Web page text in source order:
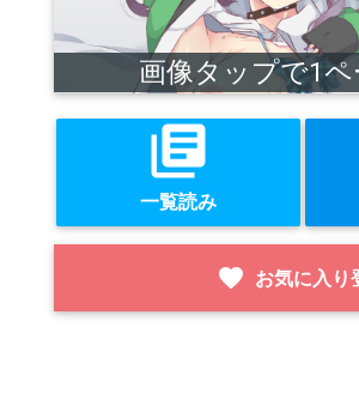
画像タップで1
library_books
一覧読み
favorite お気に入り